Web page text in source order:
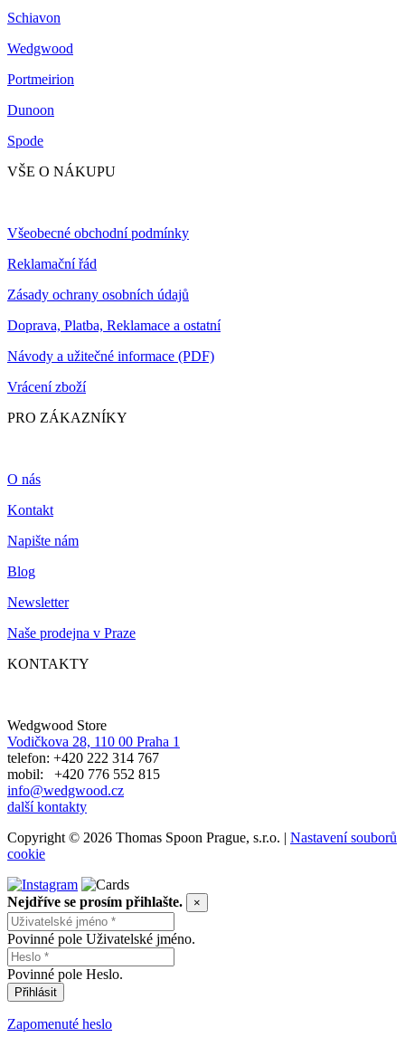
Schiavon
Wedgwood
Portmeirion
Dunoon
Spode
VŠE O NÁKUPU
Všeobecné obchodní podmínky
Reklamační řád
Zásady ochrany osobních údajů
Doprava, Platba, Reklamace a ostatní
Návody a užitečné informace (PDF)
Vrácení zboží
PRO ZÁKAZNÍKY
O nás
Kontakt
Napište nám
Blog
Newsletter
Naše prodejna v Praze
KONTAKTY
Wedgwood Store
Vodičkova 28, 110 00 Praha 1
telefon: +420 222 314 767
mobil: +420 776 552 815
info@wedgwood.cz
další kontakty
Copyright © 2026 Thomas Spoon Prague, s.r.o. | Nastavení souborů
cookie
Nejdříve se prosím přihlašte. ×
Povinné pole Uživatelské jméno.
Povinné pole Heslo.
Přihlásit
Zapomenuté heslo